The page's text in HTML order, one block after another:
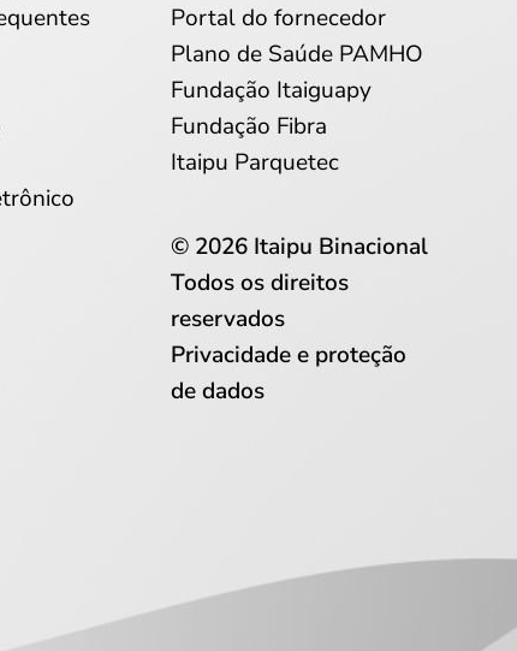
Portal do fornecedor
Plano de Saúde PAMHO
Fundação Itaiguapy
Fundação Fibra
Itaipu Parquetec
© 2026 Itaipu Binacional
Todos os direitos
reservados
Privacidade e proteção
de dados